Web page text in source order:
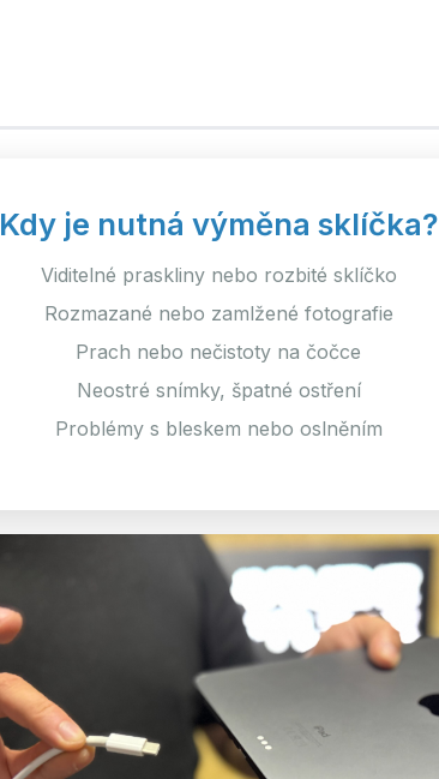
Kdy je nutná výměna sklíčka?
Viditelné praskliny nebo rozbité sklíčko
Rozmazané nebo zamlžené fotografie
Prach nebo nečistoty na čočce
Neostré snímky, špatné ostření
Problémy s bleskem nebo oslněním